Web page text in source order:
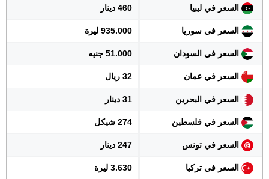
السعر في ليبيا 460 دينار
السعر في سوريا 935.000 ليرة
السعر في السودان 51.000 جنيه
السعر في عمان 32 ريال
السعر في البحرين 31 دينار
السعر في فلسطين 274 شيكل
السعر في تونس 247 دينار
السعر في تركيا 3.630 ليرة